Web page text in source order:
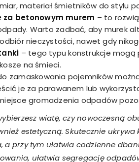
materiał śmietników do stylu
za betonowym murem – to
Warto zadbać, aby murek
nieczystości, nawet gdy
– tego typu konstrukcje mogą
na śmieci.
zamaskowania pojemników
je za parawanem lub
gromadzenia odpadów
wiatę, czy nowoczesną
estetyczną. Skutecznie
a przy tym ułatwia codzienne
ułatwia segregację